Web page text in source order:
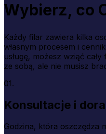
Wybierz, co
Każdy filar zawiera kilka
własnym procesem i
usługę, możesz wziąć
ze sobą, ale nie musisz
01.
Konsultacje i
Godzina, która oszczędza